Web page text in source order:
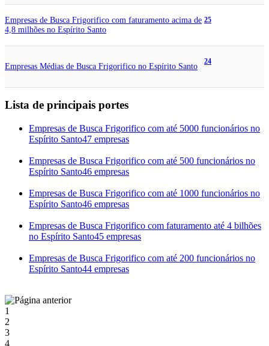
Empresas de Busca Frigorifico com faturamento acima de
4,8 milhões no Espírito Santo
25
Empresas Médias de Busca Frigorifico no Espírito Santo
24
Lista de principais portes
Empresas de Busca Frigorifico com até 5000 funcionários no
Espírito Santo47 empresas
Empresas de Busca Frigorifico com até 500 funcionários no
Espírito Santo46 empresas
Empresas de Busca Frigorifico com até 1000 funcionários no
Espírito Santo46 empresas
Empresas de Busca Frigorifico com faturamento até 4 bilhões
no Espírito Santo45 empresas
Empresas de Busca Frigorifico com até 200 funcionários no
Espírito Santo44 empresas
1
2
3
4